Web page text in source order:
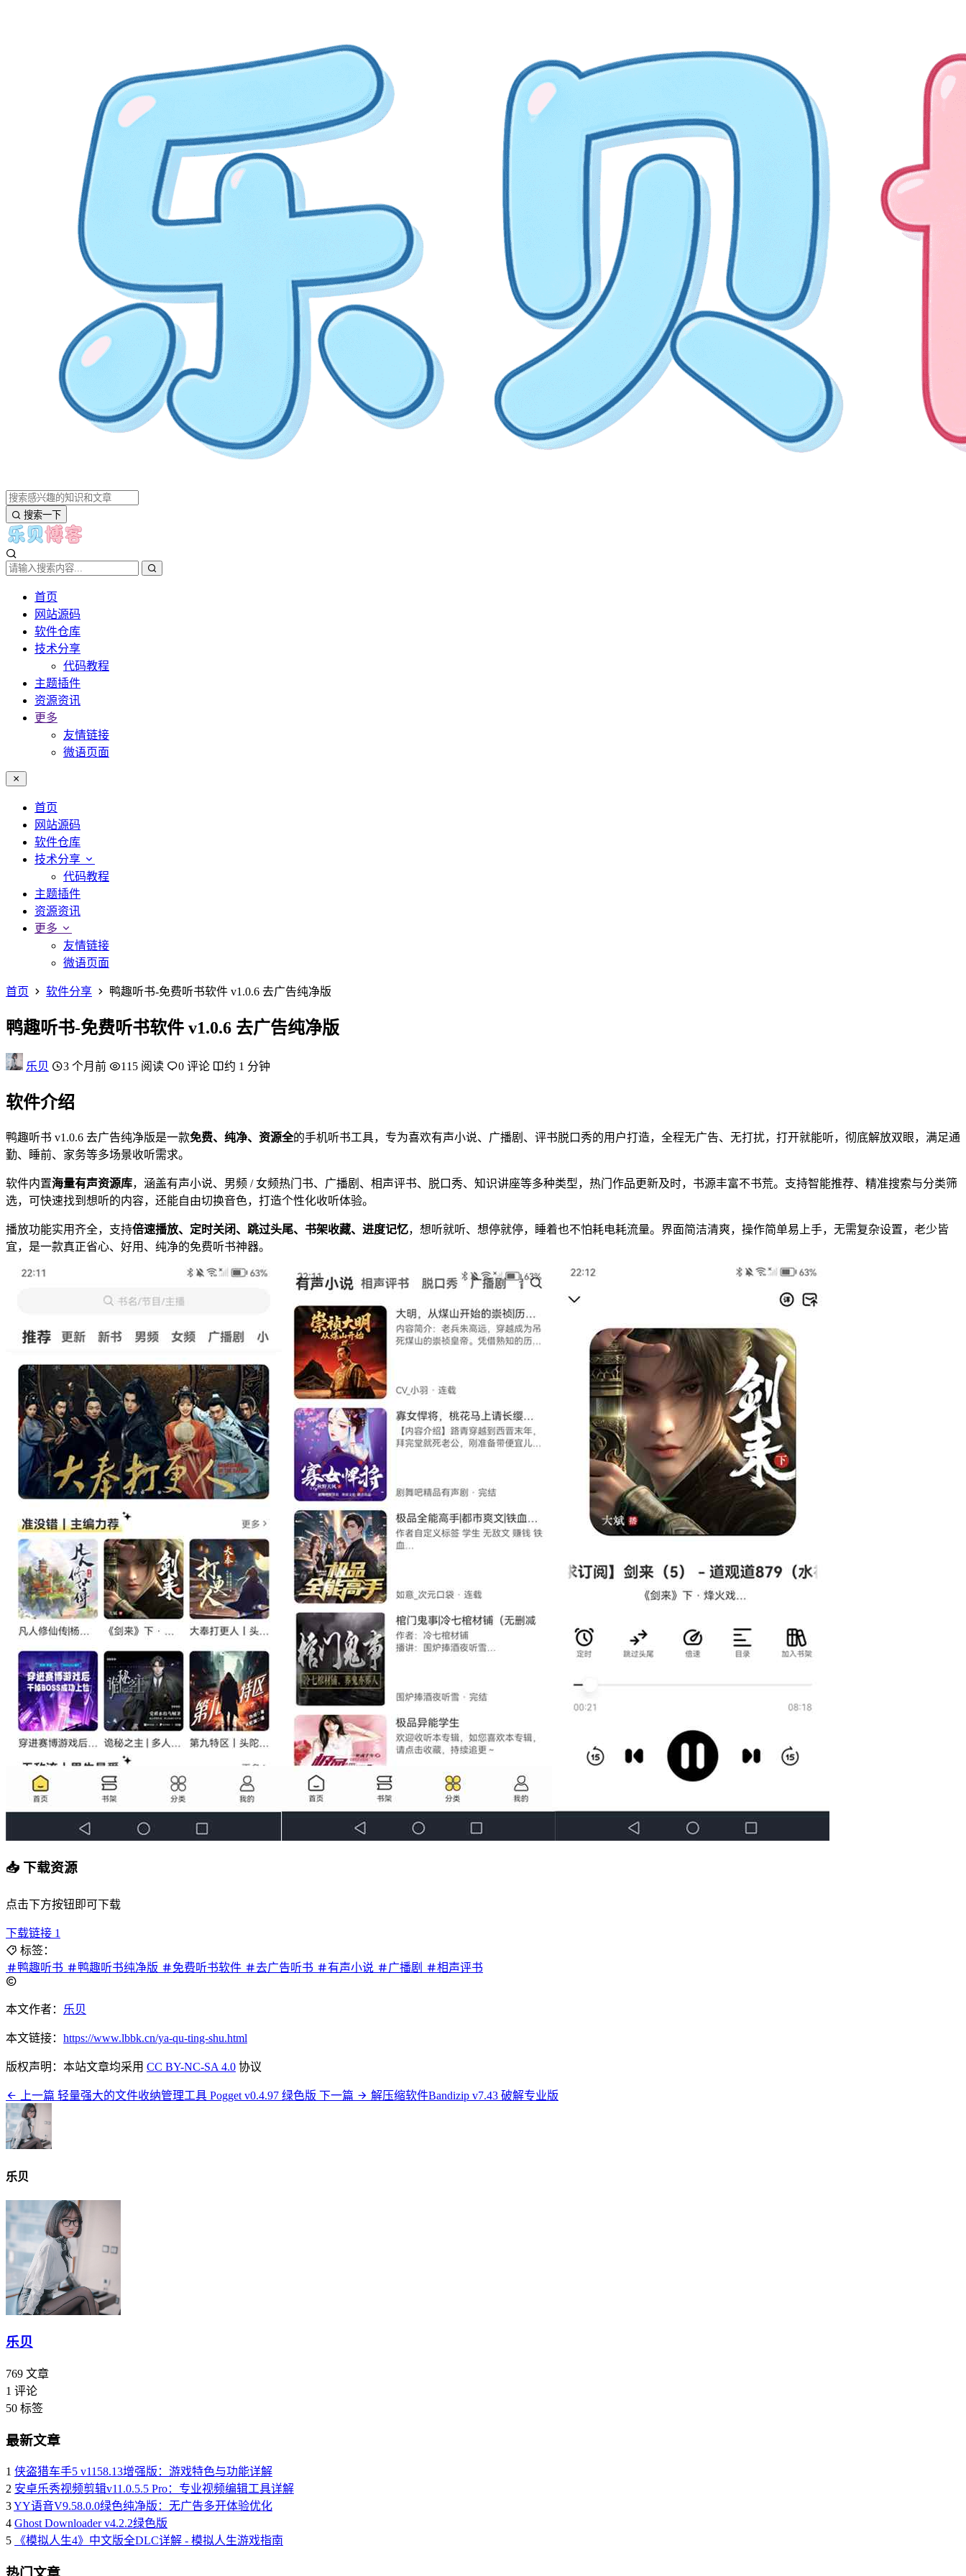
搜索一下
首页
网站源码
软件仓库
技术分享
代码教程
主题插件
资源资讯
更多
友情链接
微语页面
首页
网站源码
软件仓库
技术分享
代码教程
主题插件
资源资讯
更多
友情链接
微语页面
首页 软件分享 鸭趣听书-免费听书软件 v1.0.6 去广告纯净版
鸭趣听书-免费听书软件 v1.0.6 去广告纯净版
乐贝 3 个月前 115 阅读 0 评论 约 1 分钟
软件介绍
鸭趣听书 v1.0.6 去广告纯净版是一款免费、纯净、资源全的手机听书工具，专为喜欢有声小说、广播剧、评书脱口秀的用户打造，全程无广告、无打扰，打开就能听，彻底解放双眼，满足通
勤、睡前、家务等多场景收听需求。
软件内置海量有声资源库，涵盖有声小说、男频 / 女频热门书、广播剧、相声评书、脱口秀、知识讲座等多种类型，热门作品更新及时，书源丰富不书荒。支持智能推荐、精准搜索与分类筛
选，可快速找到想听的内容，还能自由切换音色，打造个性化收听体验。
播放功能实用齐全，支持倍速播放、定时关闭、跳过头尾、书架收藏、进度记忆，想听就听、想停就停，睡着也不怕耗电耗流量。界面简洁清爽，操作简单易上手，无需复杂设置，老少皆
宜，是一款真正省心、好用、纯净的免费听书神器。
📥 下载资源
点击下方按钮即可下载
下载链接 1
标签：
鸭趣听书
鸭趣听书纯净版 免费听书软件 去广告听书 有声小说 广播剧 相声评书
本文作者： 乐贝
本文链接： https://www.lbbk.cn/ya-qu-ting-shu.html
版权声明：本站文章均采用 CC BY-NC-SA 4.0 协议
上一篇 轻量强大的文件收纳管理工具 Pogget v0.4.97 绿色版 下一篇 解压缩软件Bandizip v7.43 破解专业版
乐贝
乐贝
769 文章
1 评论
50 标签
最新文章
1 侠盗猎车手5 v1158.13增强版：游戏特色与功能详解
2 安卓乐秀视频剪辑v11.0.5.5 Pro：专业视频编辑工具详解
3YY语音V9.58.0.0绿色纯净版：无广告多开体验优化
4 Ghost Downloader v4.2.2绿色版
5
《模拟人生4》中文版全DLC详解 - 模拟人生游戏指南
热门文章